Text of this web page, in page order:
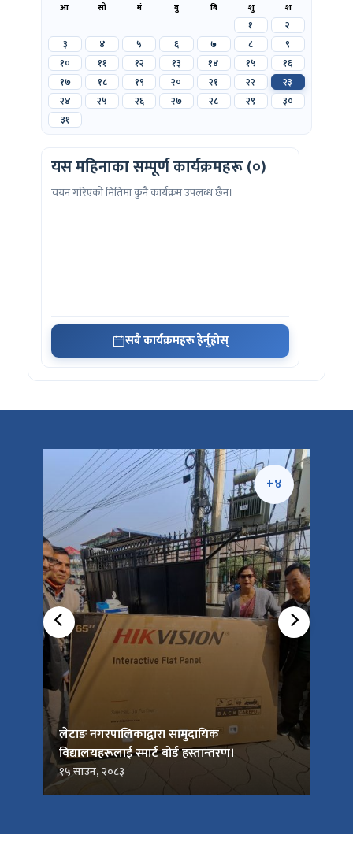
आ सो मं बु बि शु श
१
२
३
४ ५ ६ ७ ८
९
१०
११ १२ १३ १४ १५
१६
१७
१८ १९ २० २१ २२
२३
२४
२५ २६ २७ २८ २९
३०
३१
यस महिनाका सम्पूर्ण कार्यक्रमहरू (०)
चयन गरिएको मितिमा कुनै कार्यक्रम उपलब्ध छैन।
सबै कार्यक्रमहरू हेर्नुहोस्
+४
लेटाङ नगरपालिकाद्वारा सामुदायिक
विद्यालयहरूलाई स्मार्ट बोर्ड हस्तान्तरण।
१५ साउन, २०८३